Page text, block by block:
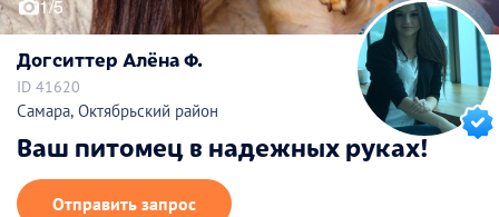
1/5
Догситтер Алёна Ф.
ID 41620
Самара, Октябрьский район
Ваш питомец в надежных руках!
Отправить запрос